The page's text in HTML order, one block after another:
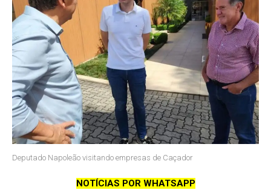
Deputado Napoleão visitando empresas de Caçador
NOTÍCIAS POR WHATSAPP